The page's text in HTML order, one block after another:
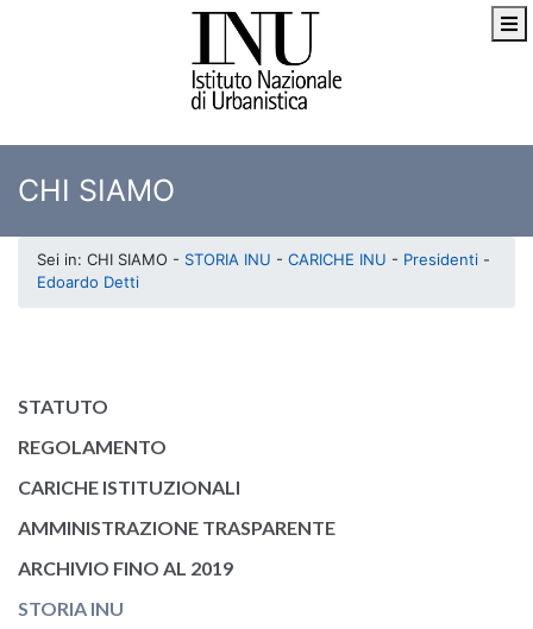
CHI SIAMO
Sei in: CHI SIAMO - STORIA INU - CARICHE INU - Presidenti -
Edoardo Detti
STATUTO
REGOLAMENTO
CARICHE ISTITUZIONALI
AMMINISTRAZIONE TRASPARENTE
ARCHIVIO FINO AL 2019
STORIA INU